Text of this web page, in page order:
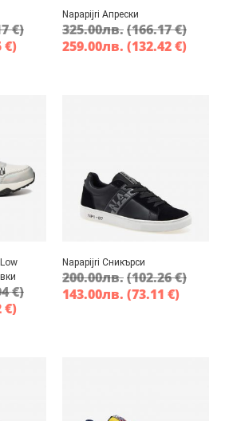
€)
€)
Napapijri Апрески
325.00лв.(166.17 €)
259.00лв. (132.42 €)
€)
€)
Napapijri Сникърси
200.00лв.(102.26 €)
143.00лв. (73.11 €)